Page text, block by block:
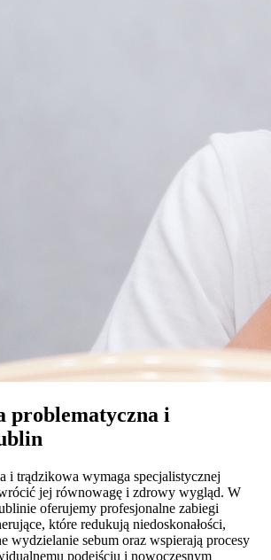
problematyczna i
i trądzikowa wymaga specjalistycznej
jej równowagę i zdrowy wygląd. W
oferujemy profesjonalne zabiegi
które redukują niedoskonałości,
wydzielanie sebum oraz wspierają procesy
podejściu i nowoczesnym